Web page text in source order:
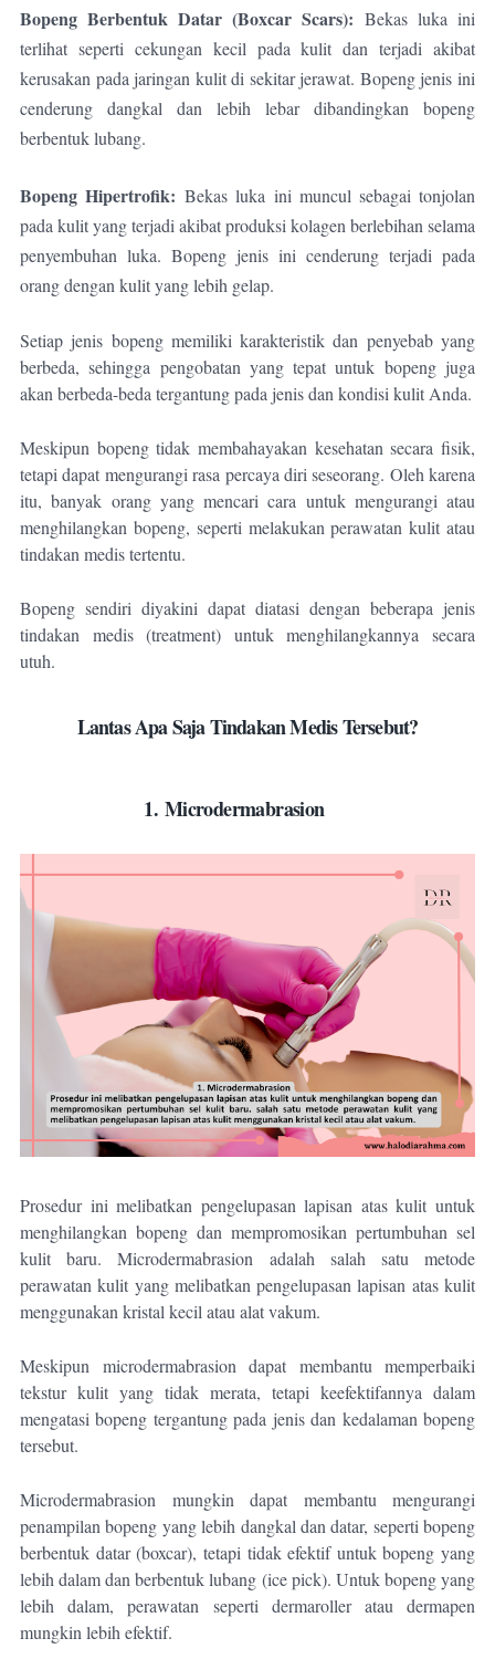
Bopeng Berbentuk Datar (Boxcar Scars): Bekas luka ini
terlihat seperti cekungan kecil pada kulit dan terjadi akibat
kerusakan pada jaringan kulit di sekitar jerawat. Bopeng jenis ini
cenderung dangkal dan lebih lebar dibandingkan bopeng
berbentuk lubang.
Bopeng Hipertrofik: Bekas luka ini muncul sebagai tonjolan
pada kulit yang terjadi akibat produksi kolagen berlebihan selama
penyembuhan luka. Bopeng jenis ini cenderung terjadi pada
orang dengan kulit yang lebih gelap.
Setiap jenis bopeng memiliki karakteristik dan penyebab yang
berbeda, sehingga pengobatan yang tepat untuk bopeng juga
akan berbeda-beda tergantung pada jenis dan kondisi kulit Anda.
Meskipun bopeng tidak membahayakan kesehatan secara fisik,
tetapi dapat mengurangi rasa percaya diri seseorang. Oleh karena
itu, banyak orang yang mencari cara untuk mengurangi atau
menghilangkan bopeng, seperti melakukan perawatan kulit atau
tindakan medis tertentu.
Bopeng sendiri diyakini dapat diatasi dengan beberapa jenis
tindakan medis (treatment) untuk menghilangkannya secara
utuh.
Lantas Apa Saja Tindakan Medis Tersebut?
1. Microdermabrasion
Prosedur ini melibatkan pengelupasan lapisan atas kulit untuk
menghilangkan bopeng dan mempromosikan pertumbuhan sel
kulit baru. Microdermabrasion adalah salah satu metode
perawatan kulit yang melibatkan pengelupasan lapisan atas kulit
menggunakan kristal kecil atau alat vakum.
Meskipun microdermabrasion dapat membantu memperbaiki
tekstur kulit yang tidak merata, tetapi keefektifannya dalam
mengatasi bopeng tergantung pada jenis dan kedalaman bopeng
tersebut.
Microdermabrasion mungkin dapat membantu mengurangi
penampilan bopeng yang lebih dangkal dan datar, seperti bopeng
berbentuk datar (boxcar), tetapi tidak efektif untuk bopeng yang
lebih dalam dan berbentuk lubang (ice pick). Untuk bopeng yang
lebih dalam, perawatan seperti dermaroller atau dermapen
mungkin lebih efektif.